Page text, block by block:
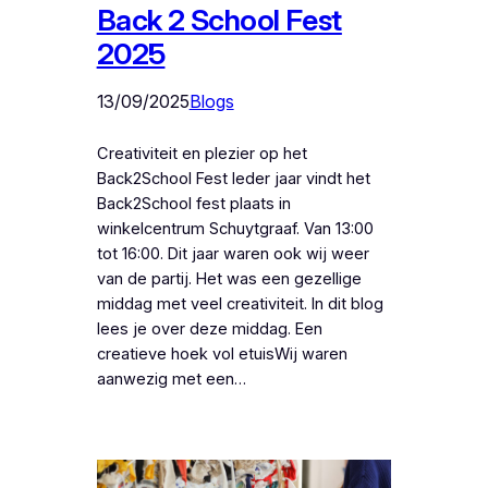
Back 2 School Fest
2025
13/09/2025Blogs
Creativiteit en plezier op het
Back2School Fest Ieder jaar vindt het
Back2School fest plaats in
winkelcentrum Schuytgraaf. Van 13:00
tot 16:00. Dit jaar waren ook wij weer
van de partij. Het was een gezellige
middag met veel creativiteit. In dit blog
lees je over deze middag. Een
creatieve hoek vol etuisWij waren
aanwezig met een…